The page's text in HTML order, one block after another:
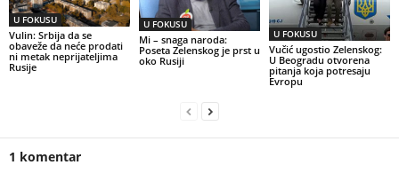
U FOKUSU
Vulin: Srbija da se
obaveže da neće prodati
ni metak neprijateljima
Rusije
U FOKUSU
Mi – snaga naroda:
Poseta Zelenskog je prst u
oko Rusiji
U FOKUSU
Vučić ugostio Zelenskog:
U Beogradu otvorena
pitanja koja potresaju
Evropu
1 komentar